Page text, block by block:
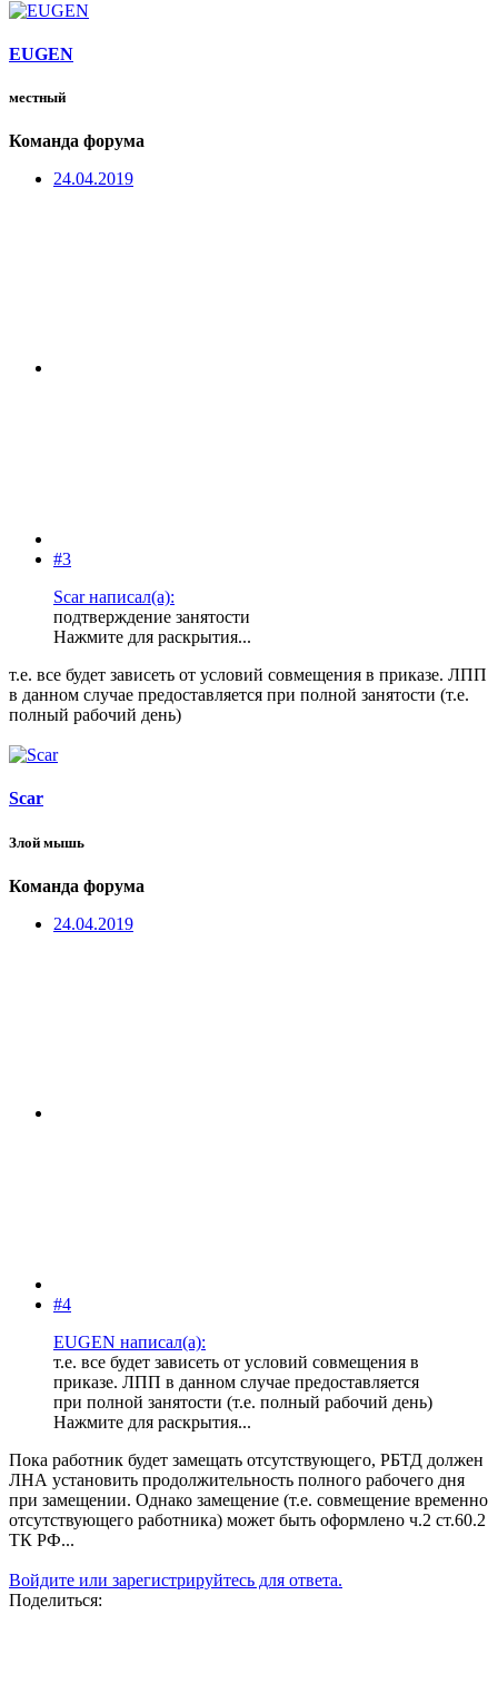
EUGEN
местный
Команда форума
24.04.2019
#3
Scar написал(а):
подтверждение занятости
Нажмите для раскрытия...
т.е. все будет зависеть от условий совмещения в приказе. ЛПП
в данном случае предоставляется при полной занятости (т.е.
полный рабочий день)
Scar
Злой мышь
Команда форума
24.04.2019
#4
EUGEN написал(а):
т.е. все будет зависеть от условий совмещения в
приказе. ЛПП в данном случае предоставляется
при полной занятости (т.е. полный рабочий день)
Нажмите для раскрытия...
Пока работник будет замещать отсутствующего, РБТД должен
ЛНА установить продолжительность полного рабочего дня
при замещении. Однако замещение (т.е. совмещение временно
отсутствующего работника) может быть оформлено ч.2 ст.60.2
ТК РФ...
Войдите или зарегистрируйтесь для ответа.
Поделиться: